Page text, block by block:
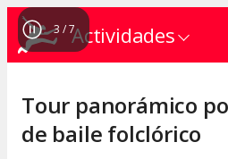
Actividades
4 /7
Tour panorámico
de baile folclórico